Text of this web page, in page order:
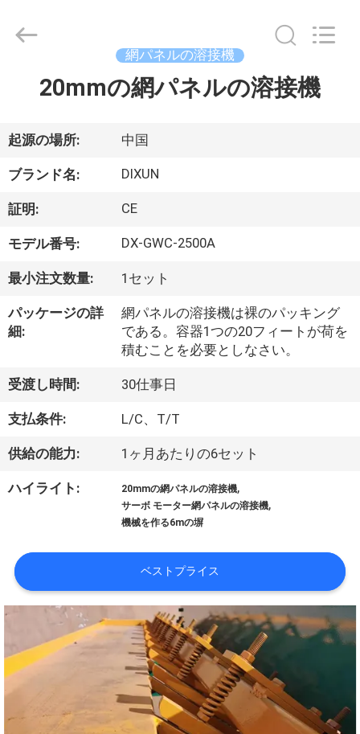
製
品
ョ
ー
私
達
に
工
旅
行
Anping
Dixun
網パネルの溶接機
20mmの網パネルの溶接機
起源の場所: 中国
ブランド名: DIXUN
証明: CE
モデル番号: DX-GWC-2500A
最小注文数量: 1セット
パッケージの詳
細:
網パネルの溶接機は裸のパッキング
である。容器1つの20フィートが荷を
積むことを必要としなさい。
受渡し時間: 30仕事日
支払条件: L/C、T/T
供給の能力: 1ヶ月あたりの6セット
ハイライト: 20mmの網パネルの溶接機,
サーボ モーター網パネルの溶接機,
機械を作る6mの塀
ベストプライス